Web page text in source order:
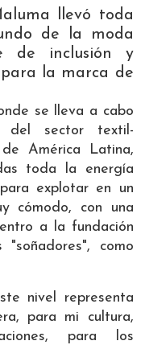
llevó toda
de la moda
de inclusión y
para la marca de
se lleva a cabo
sector textil-
América Latina,
toda la energía
explotar en un
cómodo, con una
a la fundación
como
nivel representa
para mi cultura,
para los